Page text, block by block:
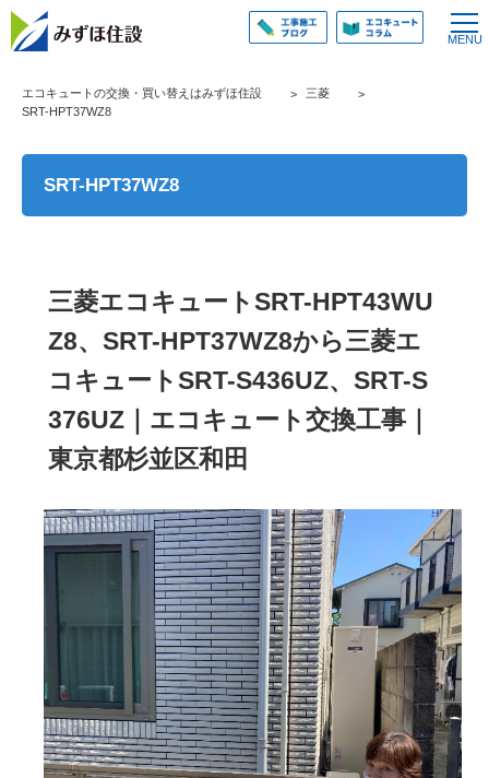
エコキュートの交換・買い替えはみずほ住設
三菱
SRT-HPT37WZ8
SRT-HPT37WZ8
三菱エコキュートSRT-HPT43WU
Z8、SRT-HPT37WZ8から三菱エ
コキュートSRT-S436UZ、SRT-S
376UZ｜エコキュート交換工事｜
東京都杉並区和田